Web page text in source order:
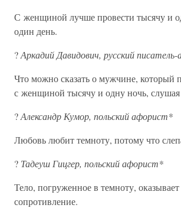
С женщиной лучше провести тысячу и
один день.
?Аркадий Давидович, русский
Что можно сказать о мужчине, который
с женщиной тысячу и одну ночь, слушая
?Александр Кумор, польский афорист*
Любовь любит темноту, потому что
? Тадеуш Гицгер, польский афорист*
Тело, погруженное в темноту,
сопротивление.